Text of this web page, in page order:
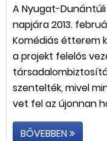
A Nyugat-
napjára 2013.
Komédiás étterem
a projekt felelős
szentelték, mivel
vet fel az újonnan
BŐVEBBEN